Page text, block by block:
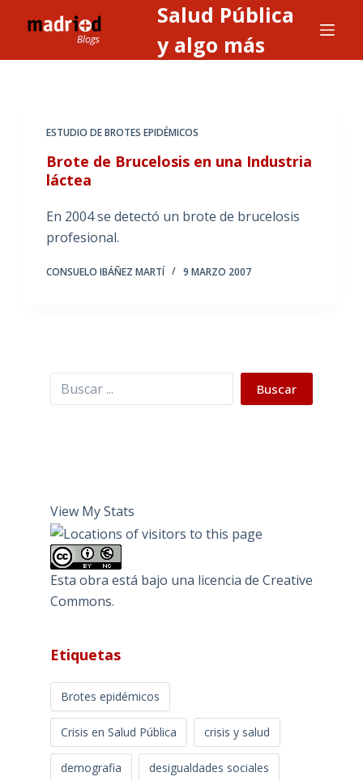
l
Salud Pública
y algo más
ESTUDIO DE BROTES EPIDÉMICOS
Brote de Brucelosis en una Industria
láctea
En 2004 se detectó un brote de brucelosis
profesional.
CONSUELO IBÁÑEZ MARTÍ 9 MARZO 2007
Buscar Buscar
View My Stats
Esta obra está bajo una licencia de Creative
Commons.
Etiquetas
Brotes epidémicos
Crisis en Salud Pública crisis y salud
demografia desigualdades sociales